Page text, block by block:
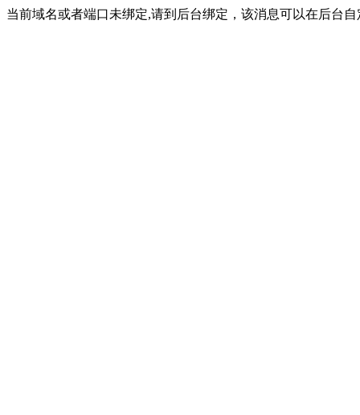
当前域名或者端口未绑定,请到后台绑定，该消息可以在后台自